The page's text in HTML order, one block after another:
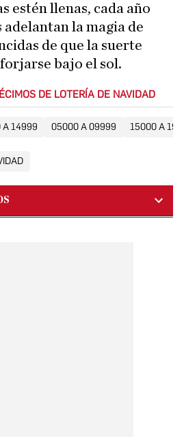
estén llenas, cada año
adelantan la magia de
de que la suerte
bajo el sol.
DE LOTERÍA DE NAVIDAD
A 14999 05000 A 09999 15000 A